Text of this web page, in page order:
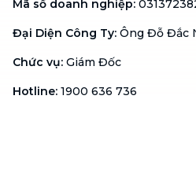
Mã số doanh nghiệp:
Đại Diện Công Ty: Ông Đỗ Đắc
Chức vụ: Giám Đốc
Hotline: 1900 636 736